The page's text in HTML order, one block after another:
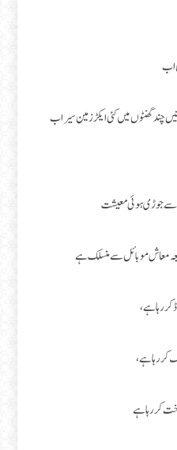
اب
چند گھنٹوں میں کئی ایکڑ زمین سیراب
سے جوڑی ہوئی معیشت
معاش موبائل سے منسلک ہے
کر رہا ہے،
کر رہا ہے،
کر رہا ہے